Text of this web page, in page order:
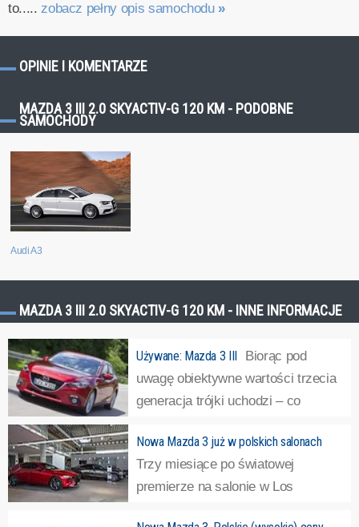
to.....zobacz pełny opis samochodu »
OPINIE I KOMENTARZE
MAZDA 3 III 2.0 SKYACTIV-G 120 KM - PODOBNE
SAMOCHODY
Audi A3
MAZDA 3 III 2.0 SKYACTIV-G 120 KM - INNE INFORMACJE
Używane: Mazda 3 III Biorąc pod
uwagę obiektywne wartości trzecia
generacja trójki uchodzi – co
średniej. Ma przeciętne osiągi i ciasny bagażnik, a mimo
tego auto jest rozchwytywane na rynku wtórnym.
Dlaczego?Odpowiedzią jest... »
Nowa Mazda 3 już w polskich salonach
Trzy miesiące po światowej
premierze na salonie w Los